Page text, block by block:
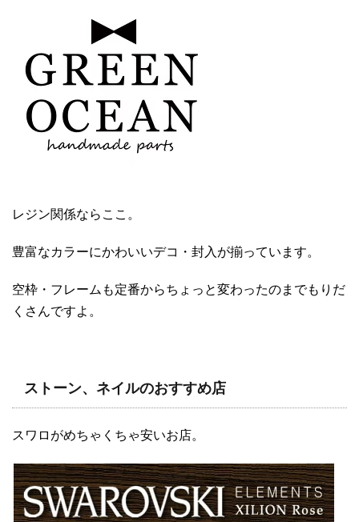
レジン関係ならここ。
豊富なカラーにかわいいデコ・封入が揃っています。
空枠・フレームも定番からちょっと変わったのまでもりだ
くさんですよ。
ストーン、ネイルのおすすめ店
スワロがめちゃくちゃ安いお店。